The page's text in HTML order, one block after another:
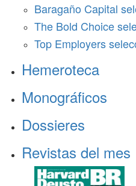
Baragaño Capital
The Bold Choice
Top Employers
Hemeroteca
Monográficos
Dossieres
Revistas del mes